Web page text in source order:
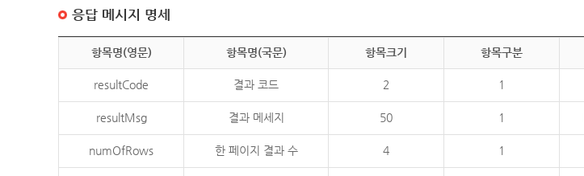
응답 메시지 명세
항목명(영문) 항목명(국문) 항목크기 항목구분
resultCode 결과 코드 2 1
resultMsg 결과 메세지 50 1
numOfRows 한 페이지 결과 수 4 1